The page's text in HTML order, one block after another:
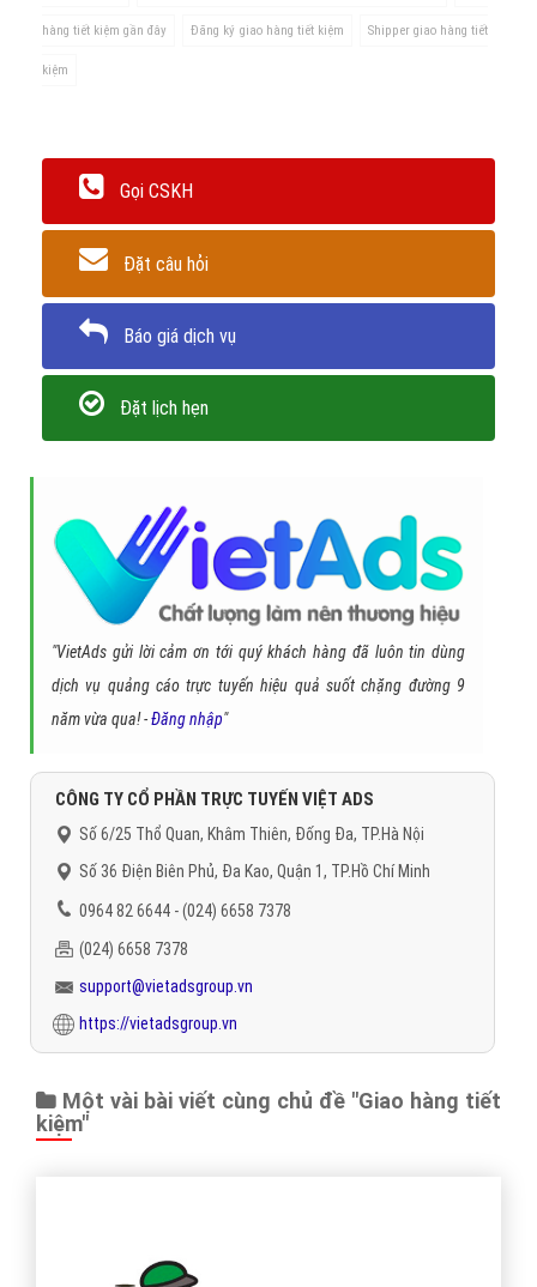
hàng tiết kiệm gần đây Đăng ký giao hàng tiết kiệm Shipper giao hàng tiết
kiệm
Gọi CSKH
Đặt câu hỏi
Báo giá dịch vụ
Đặt lịch hẹn
"VietAds gửi lời cảm ơn tới quý khách hàng đã luôn tin dùng
dịch vụ quảng cáo trực tuyến hiệu quả suốt chặng đường 9
năm vừa qua! -Đăng nhập"
CÔNG TY CỔ PHẦN TRỰC TUYẾN VIỆT ADS
Số 6/25 Thổ Quan, Khâm Thiên, Đống Đa, TP.Hà Nội
Số 36 Điện Biên Phủ, Đa Kao, Quận 1, TP.Hồ Chí Minh
0964 82 6644 - (024) 6658 7378
(024) 6658 7378
support@vietadsgroup.vn
https://vietadsgroup.vn
Một vài bài viết cùng chủ đề "Giao hàng tiết
kiệm"